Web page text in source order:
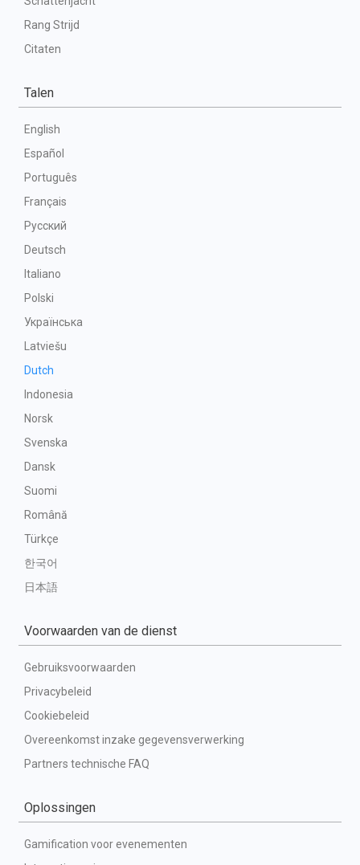
Rang Strijd
Citaten
Talen
English
Español
Português
Français
Русский
Deutsch
Italiano
Polski
Українська
Latviešu
Dutch
Indonesia
Norsk
Svenska
Dansk
Suomi
Română
Türkçe
한국어
日本語
Voorwaarden van de dienst
Gebruiksvoorwaarden
Privacybeleid
Cookiebeleid
Overeenkomst inzake gegevensverwerking
Partners technische FAQ
Oplossingen
Gamification voor evenementen